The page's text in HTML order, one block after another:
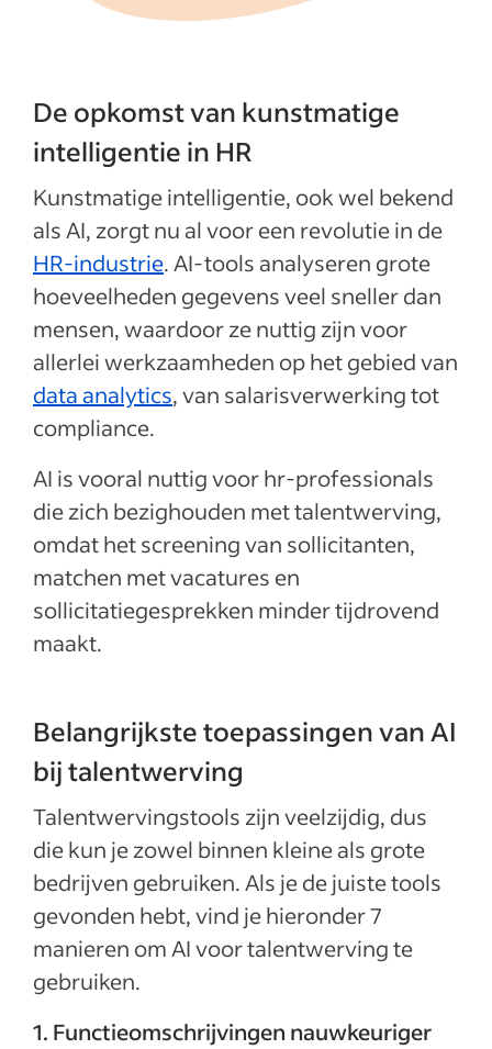
De opkomst van kunstmatige
intelligentie in HR
Kunstmatige intelligentie, ook wel bekend
als AI, zorgt nu al voor een revolutie in de
HR-industrie. AI-tools analyseren grote
hoeveelheden gegevens veel sneller dan
mensen, waardoor ze nuttig zijn voor
allerlei werkzaamheden op het gebied van
data analytics, van salarisverwerking tot
compliance.
AI is vooral nuttig voor hr-professionals
die zich bezighouden met talentwerving,
omdat het screening van sollicitanten,
matchen met vacatures en
sollicitatiegesprekken minder tijdrovend
maakt.
Belangrijkste toepassingen van AI
bij talentwerving
Talentwervingstools zijn veelzijdig, dus
die kun je zowel binnen kleine als grote
bedrijven gebruiken. Als je de juiste tools
gevonden hebt, vind je hieronder 7
manieren om AI voor talentwerving te
gebruiken.
1. Functieomschrijvingen nauwkeuriger